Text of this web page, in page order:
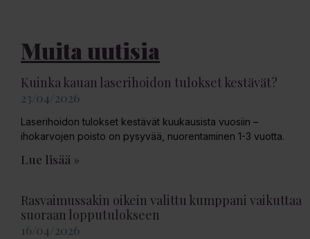
Muita uutisia
Kuinka kauan laserihoidon tulokset kestävät?
23/04/2026
Laserihoidon tulokset kestävät kuukausista vuosiin –
ihokarvojen poisto on pysyvää, nuorentaminen 1-3 vuotta.
Lue lisää »
Rasvaimussakin oikein valittu kumppani vaikuttaa
suoraan lopputulokseen
16/04/2026